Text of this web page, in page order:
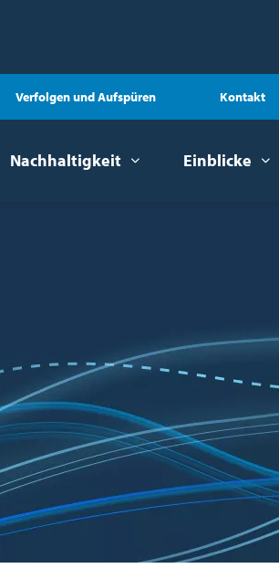
Verfolgen und Aufspüren Kontakt
Nachhaltigkeit Einblicke